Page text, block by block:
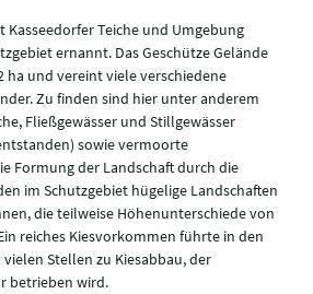
Kasseedorfer Teiche und Umgebung
ernannt. Das Geschütze Gelände
ha und vereint viele verschiedene
Zu finden sind hier unter anderem
Fließgewässer und Stillgewässer
sowie vermoorte
Formung der Landschaft durch die
im Schutzgebiet hügelige Landschaften
die teilweise Höhenunterschiede von
reiches Kiesvorkommen führte in den
Stellen zu Kiesabbau, der
betrieben wird.